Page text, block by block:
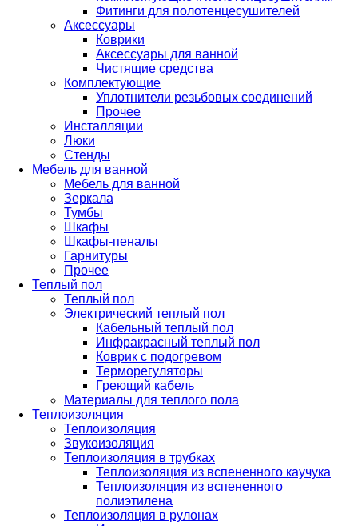
Фитинги для полотенцесушителей
Аксессуары
Коврики
Аксессуары для ванной
Чистящие средства
Комплектующие
Уплотнители резьбовых соединений
Прочее
Инсталляции
Люки
Стенды
Мебель для ванной
Мебель для ванной
Зеркала
Тумбы
Шкафы
Шкафы-пеналы
Гарнитуры
Прочее
Теплый пол
Теплый пол
Электрический теплый пол
Кабельный теплый пол
Инфракрасный теплый пол
Коврик с подогревом
Терморегуляторы
Греющий кабель
Материалы для теплого пола
Теплоизоляция
Теплоизоляция
Звукоизоляция
Теплоизоляция в трубках
Теплоизоляция из вспененного каучука
Теплоизоляция из вспененного
полиэтилена
Теплоизоляция в рулонах